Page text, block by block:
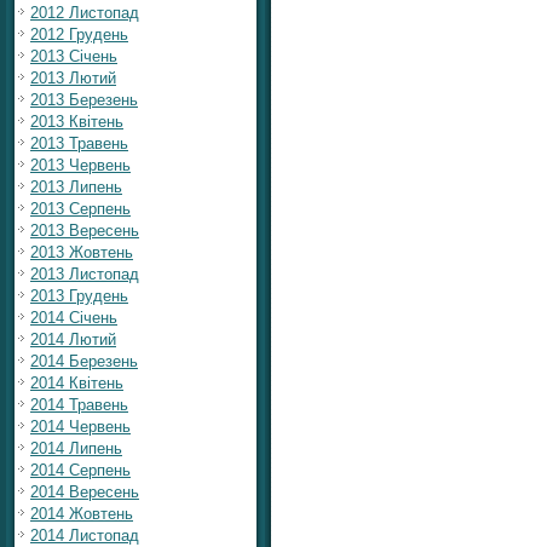
2012 Листопад
2012 Грудень
2013 Січень
2013 Лютий
2013 Березень
2013 Квітень
2013 Травень
2013 Червень
2013 Липень
2013 Серпень
2013 Вересень
2013 Жовтень
2013 Листопад
2013 Грудень
2014 Січень
2014 Лютий
2014 Березень
2014 Квітень
2014 Травень
2014 Червень
2014 Липень
2014 Серпень
2014 Вересень
2014 Жовтень
2014 Листопад